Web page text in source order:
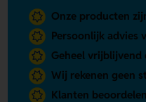
Onze producten
Persoonlijk advies
Geheel
Wij rekenen geen
Klanten